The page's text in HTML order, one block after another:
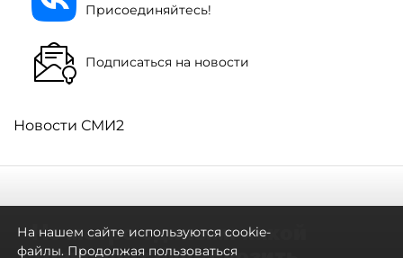
Присоединяйтесь!
Подписаться на новости
Новости СМИ2
Не метро единым: какой
На нашем сайте используются cookie-
файлы. Продолжая пользоваться